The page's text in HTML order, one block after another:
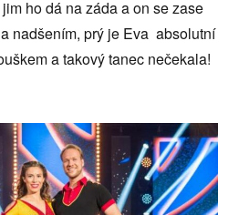
ho dá na záda a on se zase
nadšením, prý je Eva absolutní
a takový tanec nečekala!